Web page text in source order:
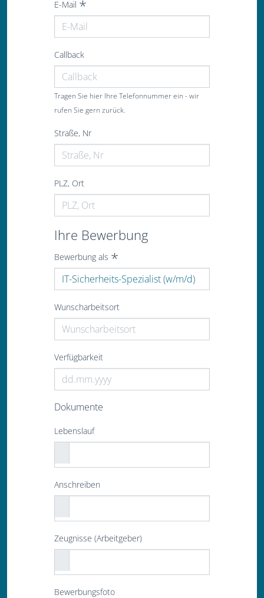
E-Mail
Callback
Tragen Sie hier Ihre Telefonnummer ein - wir
rufen Sie gern zurück.
Straße, Nr
PLZ, Ort
Ihre Bewerbung
Bewerbung als
Wunscharbeitsort
Verfügbarkeit
Dokumente
Lebenslauf
Anschreiben
Zeugnisse (Arbeitgeber)
Bewerbungsfoto